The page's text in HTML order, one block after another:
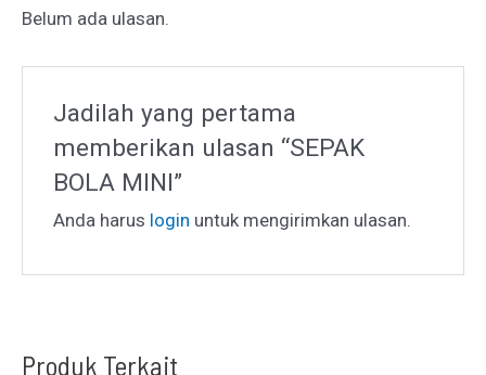
Belum ada ulasan.
Jadilah yang pertama
memberikan ulasan “SEPAK
BOLA MINI”
Anda harus login untuk mengirimkan ulasan.
Produk Terkait